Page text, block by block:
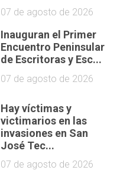
07 de agosto de 2026
Inauguran el Primer
Encuentro Peninsular
de Escritoras y Esc...
07 de agosto de 2026
Hay víctimas y
victimarios en las
invasiones en San
José Tec...
07 de agosto de 2026